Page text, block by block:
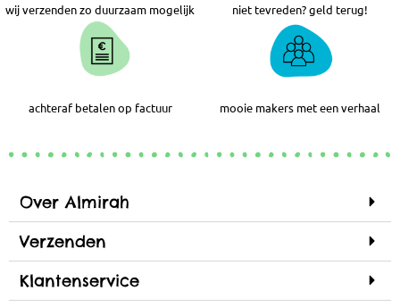
wij verzenden zo duurzaam mogelijk niet tevreden? geld terug!
achteraf betalen op factuur mooie makers met een verhaal
Over Almirah
Verzenden
Klantenservice